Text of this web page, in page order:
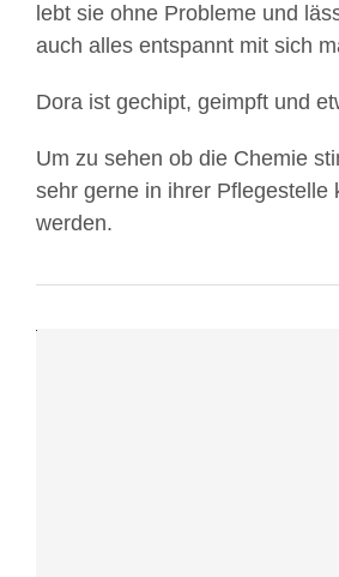
lebt sie ohne Probleme und
auch alles entspannt mit sich
Dora ist gechipt, geimpft und
Um zu sehen ob die Chemie
sehr gerne in ihrer Pflegestelle
werden.
Mit
dem
Laden
des
Videos
akzeptieren
Sie
die
von